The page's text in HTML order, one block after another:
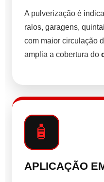
A pulverização é
ralos, garagens,
com maior circulação
amplia a cobertura do
🧴
APLICAÇÃO